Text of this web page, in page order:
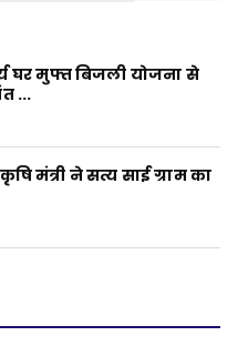
घर मुफ्त बिजली योजना से
...
मंत्री ने सत्य साई ग्राम का